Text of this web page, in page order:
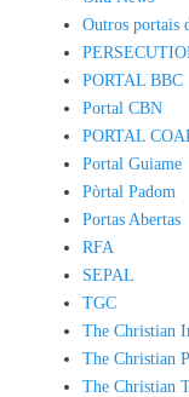
Outros portais
PORTAL BBC
Portal CBN
PORTAL
Portal Guiame
Pòrtal Padom
Portas Abertas
RFA
SEPAL
TGC
The Christian
The Christian
The Christian